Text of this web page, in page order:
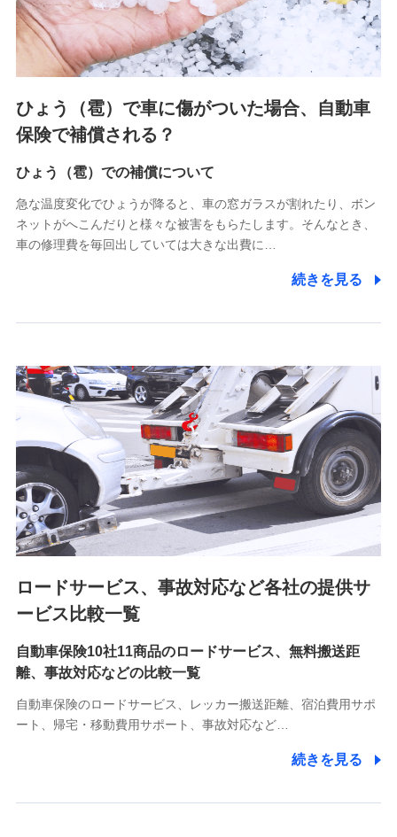
3.セミナー募集サイトから取得した個人情報
各種セミナーの案内、開催のため
上記に係る連絡・手続き・管理等付帯業務を行うため
4.家族・友達紹介にて取得した個人情報
被紹介者への連絡、及び当社と取引のあるもしくは委託を受
けている保険会社・提携会社の保険その他に関する情報を提
供し、金融商品等の契約を勧奨するため
アンケートやキャンペーン等の実施のため
上記に係る連絡・手続き・管理等付帯業務を行うため
5.通話録音にて取得する情報
7.社員（従業者）の個人情報
人事･勤怠･健康・労務等の管理、給与支給、福利厚生・採用
退職関連処理等の各種手続きのため、当社と従業員または従
業員同士の連絡のため
8.取引先個人情報
取引先としての選定業務、営業情報の提供業務、契約締結手
続き業務、取引管理業務、およびこれらに準ずる業務の遂行
のため
9.お問い合わせ情報
各種お問い合わせに対応するため
10.受託業務の 個人情報
受託業務の遂行およびこれらに準ずる業務の遂行のため
11.マイカー通勤管理クラウド並びに法人向けASPサー
をお送りするため
ひょう（雹）で車に傷がついた場合、自動車
保険で補償される？
ひょう（雹）での補償について
急な温度変化でひょうが降ると、車の窓ガラスが割れたり、ボン
ネットがへこんだりと様々な被害をもらたします。そんなとき、
車の修理費を毎回出していては大きな出費に…
続きを見る
ロードサービス、事故対応など各社の提供サ
ービス比較一覧
自動車保険10社11商品のロードサービス、無料搬送距
離、事故対応などの比較一覧
自動車保険のロードサービス、レッカー搬送距離、宿泊費用サポ
ート、帰宅・移動費用サポート、事故対応など…
続きを見る